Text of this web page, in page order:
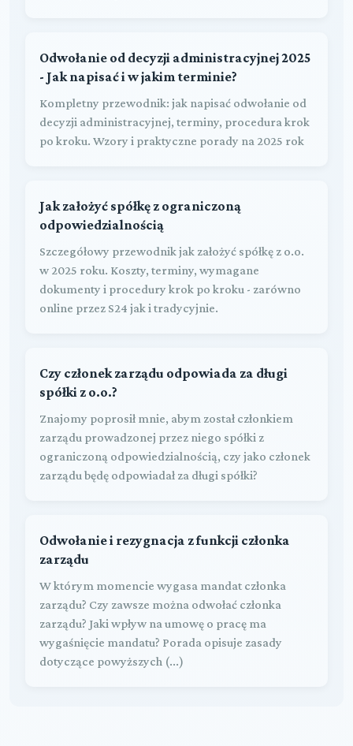
Odwołanie od decyzji administracyjnej 2025
- Jak napisać i w jakim terminie?
Kompletny przewodnik: jak napisać odwołanie od
decyzji administracyjnej, terminy, procedura krok
po kroku. Wzory i praktyczne porady na 2025 rok
Jak założyć spółkę z ograniczoną
odpowiedzialnością
Szczegółowy przewodnik jak założyć spółkę z o.o.
w 2025 roku. Koszty, terminy, wymagane
dokumenty i procedury krok po kroku - zarówno
online przez S24 jak i tradycyjnie.
Czy członek zarządu odpowiada za długi
spółki z o.o.?
Znajomy poprosił mnie, abym został członkiem
zarządu prowadzonej przez niego spółki z
ograniczoną odpowiedzialnością, czy jako członek
zarządu będę odpowiadał za długi spółki?
Odwołanie i rezygnacja z funkcji członka
zarządu
W którym momencie wygasa mandat członka
zarządu? Czy zawsze można odwołać członka
zarządu? Jaki wpływ na umowę o pracę ma
wygaśnięcie mandatu? Porada opisuje zasady
dotyczące powyższych (...)